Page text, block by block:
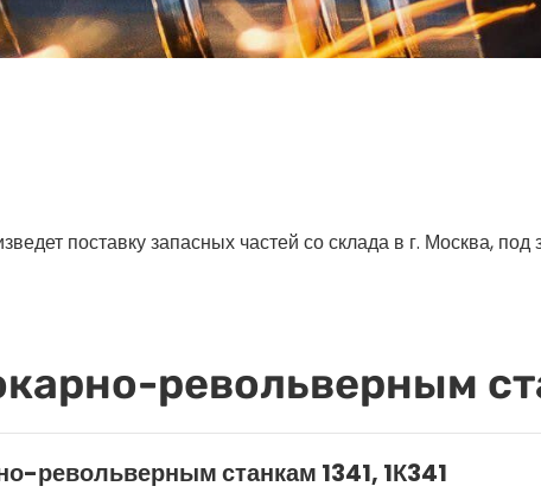
поставку запасных частей со склада в г. Москва,
револьверным
револьверным станкам 1341, 1К341